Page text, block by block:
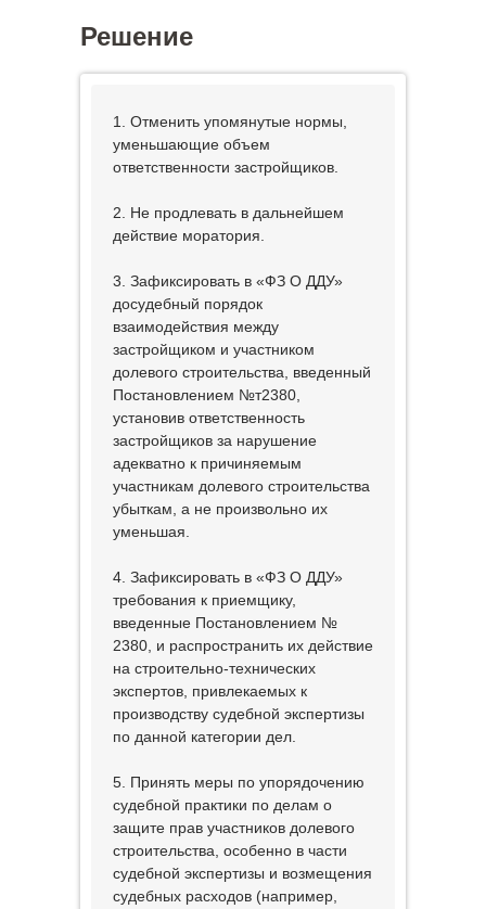
Решение
1. Отменить упомянутые нормы,
уменьшающие объем
ответственности застройщиков.
2. Не продлевать в дальнейшем
действие моратория.
3. Зафиксировать в «ФЗ О ДДУ»
досудебный порядок
взаимодействия между
застройщиком и участником
долевого строительства, введенный
Постановлением №т2380,
установив ответственность
застройщиков за нарушение
адекватно к причиняемым
участникам долевого строительства
убыткам, а не произвольно их
уменьшая.
4. Зафиксировать в «ФЗ О ДДУ»
требования к приемщику,
введенные Постановлением №
2380, и распространить их действие
на строительно-технических
экспертов, привлекаемых к
производству судебной экспертизы
по данной категории дел.
5. Принять меры по упорядочению
судебной практики по делам о
защите прав участников долевого
строительства, особенно в части
судебной экспертизы и возмещения
судебных расходов (например,